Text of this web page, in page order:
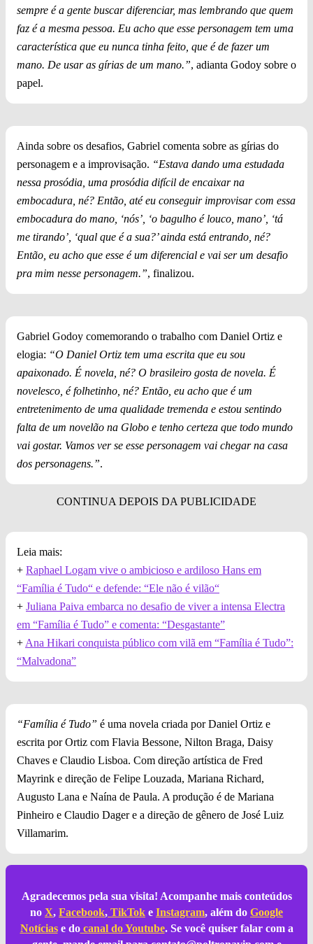
sempre é a gente buscar diferenciar, mas lembrando que quem
faz é a mesma pessoa. Eu acho que esse personagem tem uma
característica que eu nunca tinha feito, que é de fazer um
mano. De usar as gírias de um mano.”, adianta Godoy sobre o
papel.
Ainda sobre os desafios, Gabriel comenta sobre as gírias do
personagem e a improvisação. “Estava dando uma estudada
nessa prosódia, uma prosódia difícil de encaixar na
embocadura, né? Então, até eu conseguir improvisar com essa
embocadura do mano, ‘nós’, ‘o bagulho é louco, mano’, ‘tá
me tirando’, ‘qual que é a sua?’ ainda está entrando, né?
Então, eu acho que esse é um diferencial e vai ser um desafio
pra mim nesse personagem.”, finalizou.
Gabriel Godoy comemorando o trabalho com Daniel Ortiz e
elogia: “O Daniel Ortiz tem uma escrita que eu sou
apaixonado. É novela, né? O brasileiro gosta de novela. É
novelesco, é folhetinho, né? Então, eu acho que é um
entretenimento de uma qualidade tremenda e estou sentindo
falta de um novelão na Globo e tenho certeza que todo mundo
vai gostar. Vamos ver se esse personagem vai chegar na casa
dos personagens.”.
Leia mais:
+ Raphael Logam vive o ambicioso e ardiloso Hans em
“Família é Tudo“ e defende: “Ele não é vilão“
+ Juliana Paiva embarca no desafio de viver a intensa Electra
em “Família é Tudo” e comenta: “Desgastante”
+ Ana Hikari conquista público com vilã em “Família é Tudo”:
“Malvadona”
“Família é Tudo” é uma novela criada por Daniel Ortiz e
escrita por Ortiz com Flavia Bessone, Nilton Braga, Daisy
Chaves e Claudio Lisboa. Com direção artística de Fred
Mayrink e direção de Felipe Louzada, Mariana Richard,
Augusto Lana e Naína de Paula. A produção é de Mariana
Pinheiro e Claudio Dager e a direção de gênero de José Luiz
Villamarim.
Agradecemos pela sua visita! Acompanhe mais conteúdos
no X, Facebook, TikTok e Instagram, além do Google
Notíciase docanal do Youtube. Se você quiser falar com a